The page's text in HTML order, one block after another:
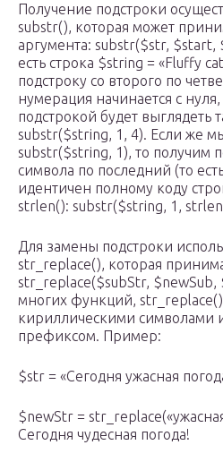
Получение подстроки
substr(), которая может
аргумента: substr($str, $start,
есть строка $string = «Fluffy
подстроку со второго по
нумерация начинается с
подстрокой будет выглядеть
substr($string, 1, 4). Если же
substr($string, 1), то получим
символа по последний (то
идентичен полному коду
strlen(): substr($string, 1,
Для замены подстроки
str_replace(), которая
str_replace($subStr, $newSub,
многих функций, str_replace()
кириллическими символами
префиксом. Пример:
$str = «Сегодня ужасная
$newStr =
Сегодня чудесная погода!